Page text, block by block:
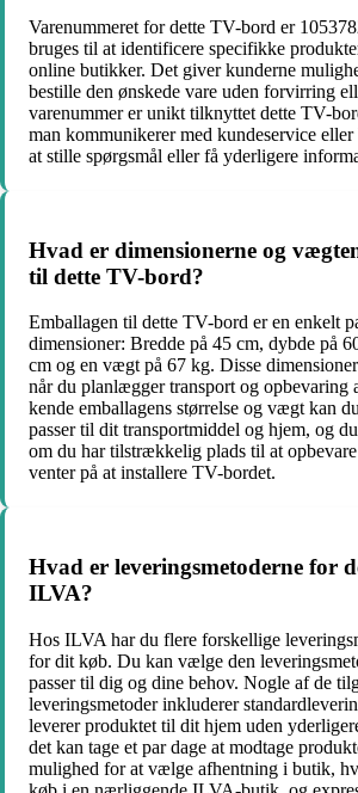
Varenummeret for dette TV-bord er
bruges til at identificere specifikke
online butikker. Det giver kunderne
bestille den ønskede vare uden forvirring
varenummer er unikt tilknyttet dette TV-
man kommunikerer med kundeservice
at stille spørgsmål eller få yderligere
Hvad er dimensionerne og
til dette TV-bord?
Emballagen til dette TV-bord er en enkelt
dimensioner: Bredde på 45 cm, dybde på
cm og en vægt på 67 kg. Disse
når du planlægger transport og opbevaring
kende emballagens størrelse og vægt kan
passer til dit transportmiddel og hjem, og
om du har tilstrækkelig plads til at
venter på at installere TV-bordet.
Hvad er leveringsmetoderne for
ILVA?
Hos ILVA har du flere forskellige
for dit køb. Du kan vælge den
passer til dig og dine behov. Nogle af de
leveringsmetoder inkluderer
leverer produktet til dit hjem uden
det kan tage et par dage at modtage
mulighed for at vælge afhentning i butik,